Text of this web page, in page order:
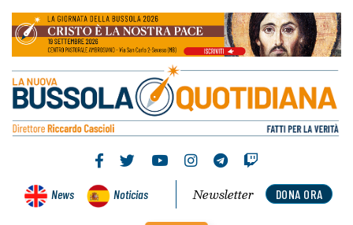
News Noticias DONA ORA
Newsletter